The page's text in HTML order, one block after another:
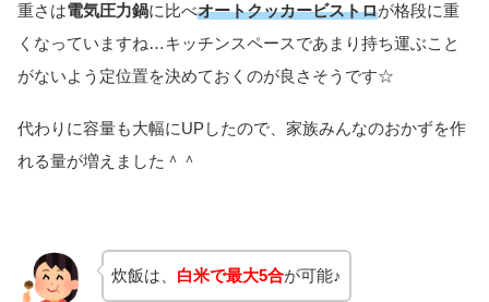
重さは電気圧力鍋に比べオートクッカービストロが格段に重
くなっていますね…キッチンスペースであまり持ち運ぶこと
がないよう定位置を決めておくのが良さそうです☆
代わりに容量も大幅にUPしたので、家族みんなのおかずを作
れる量が増えました＾＾
炊飯は、 白米で最大5合が可能♪